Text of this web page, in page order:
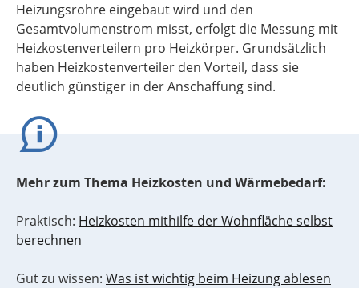
Heizungsrohre eingebaut wird und den
Gesamtvolumenstrom misst, erfolgt die Messung mit
Heizkostenverteilern pro Heizkörper. Grundsätzlich
haben Heizkostenverteiler den Vorteil, dass sie
deutlich günstiger in der Anschaffung sind.
Mehr zum Thema Heizkosten und Wärmebedarf:
Praktisch: Heizkosten mithilfe der Wohnfläche selbst
berechnen
Gut zu wissen: Was ist wichtig beim Heizung ablesen